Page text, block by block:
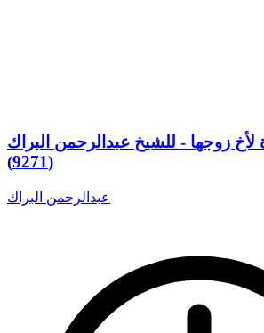
زوجها - للشيخ عبدالرحمن البراك
(9271)
عبدالرحمن البراك